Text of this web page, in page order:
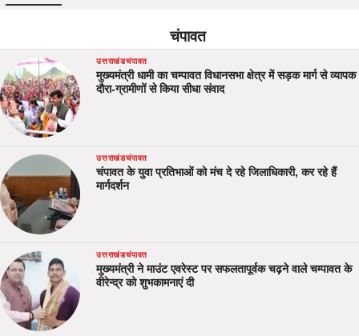
चंपावत
उत्तराखंडचंपावत
मुख्यमंत्री धामी का चम्पावत विधानसभा क्षेत्र में सड़क मार्ग से व्यापक
दौरा-ग्रामीणों से किया सीधा संवाद
उत्तराखंडचंपावत
चंपावत के युवा प्रतिभाओं को मंच दे रहे जिलाधिकारी, कर रहे हैं
मार्गदर्शन
उत्तराखंडचंपावत
मुख्यमंत्री ने माउंट एवरेस्ट पर सफलतापूर्वक चढ़ने वाले चम्पावत के
वीरेन्द्र को शुभकामनाएं दी